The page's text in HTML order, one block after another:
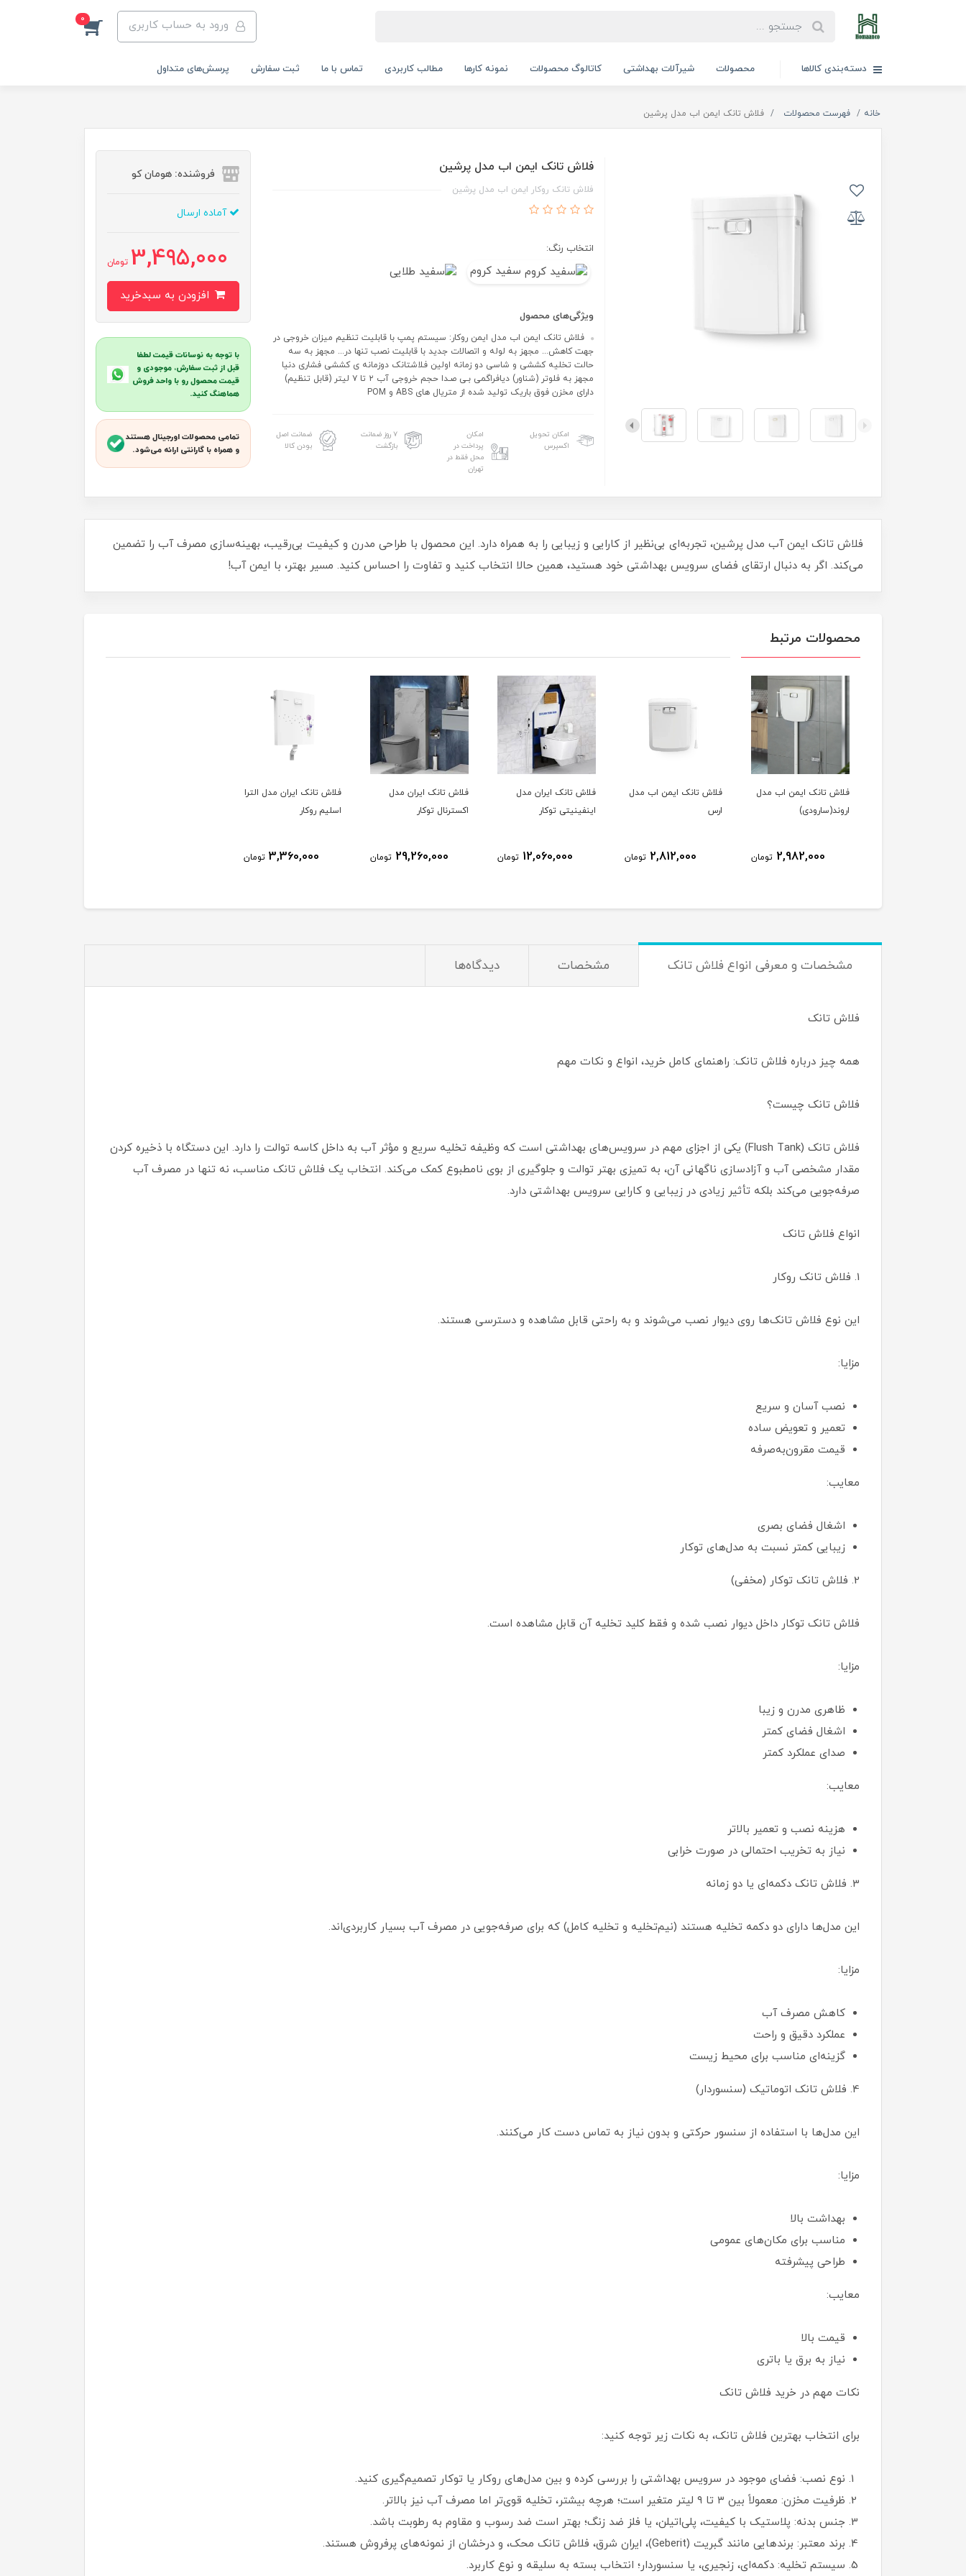
ورود به حساب کاربری 0
دسته‌بندی کالاها محصولات شیرآلات بهداشتی کاتالوگ محصولات نمونه کارها مطالب کاربردی تماس با ما ثبت سفارش پرسش‌های متداول
خانه فهرست محصولات فلاش تانک ایمن اب مدل پرشین
فلاش تانک ایمن اب مدل پرشین
فلاش تانک روکار ایمن اب مدل پرشین
انتخاب رنگ:
سفید کروم
ویژگی‌های محصول
فلاش تانک ایمن اب مدل ایمن روکار: سیستم پمپ با قابلیت تنظیم میزان خروجی در
جهت کاهش... مجهز به لوله و اتصالات جدید با قابلیت نصب تنها در... مجهز به سه
حالت تخلیه کششی و شاسی دو زمانه اولین فلاشتانک دوزمانه ی کششی فشاری دنیا
مجهز به فلوتر (شناور) دیافراگمی بـی صـدا حجم خروجی آب ۲ تا ۷ لیتر (قابل تنظیم)
دارای مخزن فوق باریک تولید شده از متریال های ABS و POM
امکان تحویل
اکسپرس
امکان
پرداخت در
محل فقط در
تهران
۷ روز ضمانت
بازگشت
ضمانت اصل
بودن کالا
فروشنده: هومان کو
آماده ارسال
3,495,000 تومان
با توجه به نوسانات قیمت لطفا
قبل از ثبت سفارش، موجودی و
قیمت محصول رو با واحد فروش
هماهنگ کنید.
تمامی محصولات اورجینال هستند
و همراه با گارانتی ارائه می‌شود.
فلاش تانک ایمن آب مدل پرشین، تجربه‌ای بی‌نظیر از کارایی و زیبایی را به همراه دارد. این محصول با طراحی مدرن و کیفیت بی‌رقیب، بهینه‌سازی مصرف آب را تضمین
می‌کند. اگر به دنبال ارتقای فضای سرویس بهداشتی خود هستید، همین حالا انتخاب کنید و تفاوت را احساس کنید. مسیر بهتر، با ایمن آب!
محصولات مرتبط
فلاش تانک ایمن اب مدل
اروند(سارودی)
2,982,000 تومان
فلاش تانک ایمن اب مدل
ارس
2,812,000 تومان
فلاش تانک ایران مدل
اینفینیتی توکار
12,060,000 تومان
فلاش تانک ایران مدل
اکسترنال توکار
29,260,000 تومان
فلاش تانک ایران مدل الترا
اسلیم روکار
3,360,000 تومان
مشخصات و معرفی انواع فلاش تانک مشخصات دیدگاه‌ها
فلاش تانک
همه چیز درباره فلاش تانک: راهنمای کامل خرید، انواع و نکات مهم
فلاش تانک چیست؟
فلاش تانک (Flush Tank) یکی از اجزای مهم در سرویس‌های بهداشتی است که وظیفه تخلیه سریع و مؤثر آب به داخل کاسه توالت را دارد. این دستگاه با ذخیره کردن
مقدار مشخصی آب و آزادسازی ناگهانی آن، به تمیزی بهتر توالت و جلوگیری از بوی نامطبوع کمک می‌کند. انتخاب یک فلاش تانک مناسب، نه تنها در مصرف آب
صرفه‌جویی می‌کند بلکه تأثیر زیادی در زیبایی و کارایی سرویس بهداشتی دارد.
انواع فلاش تانک
1. فلاش تانک روکار
این نوع فلاش تانک‌ها روی دیوار نصب می‌شوند و به راحتی قابل مشاهده و دسترسی هستند.
مزایا:
نصب آسان و سریع
تعمیر و تعویض ساده
قیمت مقرون‌به‌صرفه
معایب:
اشغال فضای بصری
زیبایی کمتر نسبت به مدل‌های توکار
2. فلاش تانک توکار (مخفی)
فلاش تانک توکار داخل دیوار نصب شده و فقط کلید تخلیه آن قابل مشاهده است.
مزایا:
ظاهری مدرن و زیبا
اشغال فضای کمتر
صدای عملکرد کمتر
معایب:
هزینه نصب و تعمیر بالاتر
نیاز به تخریب احتمالی در صورت خرابی
3. فلاش تانک دکمه‌ای یا دو زمانه
این مدل‌ها دارای دو دکمه تخلیه هستند (نیم‌تخلیه و تخلیه کامل) که برای صرفه‌جویی در مصرف آب بسیار کاربردی‌اند.
مزایا:
کاهش مصرف آب
عملکرد دقیق و راحت
گزینه‌ای مناسب برای محیط زیست
4. فلاش تانک اتوماتیک (سنسوردار)
این مدل‌ها با استفاده از سنسور حرکتی و بدون نیاز به تماس دست کار می‌کنند.
مزایا:
بهداشت بالا
مناسب برای مکان‌های عمومی
طراحی پیشرفته
معایب:
قیمت بالا
نیاز به برق یا باتری
نکات مهم در خرید فلاش تانک
برای انتخاب بهترین فلاش تانک، به نکات زیر توجه کنید:
نوع نصب: فضای موجود در سرویس بهداشتی را بررسی کرده و بین مدل‌های روکار یا توکار تصمیم‌گیری کنید.
ظرفیت مخزن: معمولاً بین ۳ تا ۹ لیتر متغیر است؛ هرچه بیشتر، تخلیه قوی‌تر اما مصرف آب نیز بالاتر.
جنس بدنه: پلاستیک با کیفیت، پلی‌اتیلن، یا فلز ضد زنگ؛ بهتر است ضد رسوب و مقاوم به رطوبت باشد.
برند معتبر: برندهایی مانند گبریت (Geberit)، ایران شرق، فلاش تانک محک، و درخشان از نمونه‌های پرفروش هستند.
سیستم تخلیه: دکمه‌ای، زنجیری، یا سنسوردار؛ انتخاب بسته به سلیقه و نوع کاربرد.